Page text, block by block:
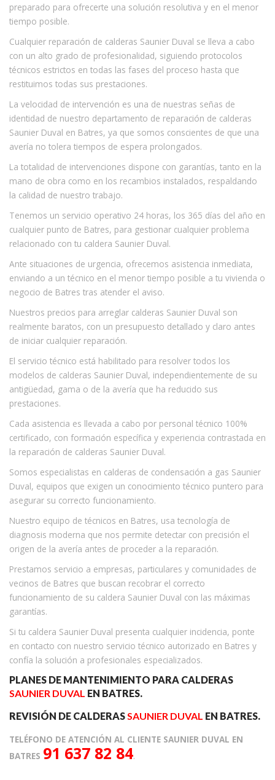
preparado para ofrecerte una solución resolutiva y en el menor
tiempo posible.
Cualquier reparación de calderas Saunier Duval se lleva a cabo
con un alto grado de profesionalidad, siguiendo protocolos
técnicos estrictos en todas las fases del proceso hasta que
restituimos todas sus prestaciones.
La velocidad de intervención es una de nuestras señas de
identidad de nuestro departamento de reparación de calderas
Saunier Duval en Batres, ya que somos conscientes de que una
avería no tolera tiempos de espera prolongados.
La totalidad de intervenciones dispone con garantías, tanto en la
mano de obra como en los recambios instalados, respaldando
la calidad de nuestro trabajo.
Tenemos un servicio operativo 24 horas, los 365 días del año en
cualquier punto de Batres, para gestionar cualquier problema
relacionado con tu caldera Saunier Duval.
Ante situaciones de urgencia, ofrecemos asistencia inmediata,
enviando a un técnico en el menor tiempo posible a tu vivienda o
negocio de Batres tras atender el aviso.
Nuestros precios para arreglar calderas Saunier Duval son
realmente baratos, con un presupuesto detallado y claro antes
de iniciar cualquier reparación.
El servicio técnico está habilitado para resolver todos los
modelos de calderas Saunier Duval, independientemente de su
antigüedad, gama o de la avería que ha reducido sus
prestaciones.
Cada asistencia es llevada a cabo por personal técnico 100%
certificado, con formación específica y experiencia contrastada en
la reparación de calderas Saunier Duval.
Somos especialistas en calderas de condensación a gas Saunier
Duval, equipos que exigen un conocimiento técnico puntero para
asegurar su correcto funcionamiento.
Nuestro equipo de técnicos en Batres, usa tecnología de
diagnosis moderna que nos permite detectar con precisión el
origen de la avería antes de proceder a la reparación.
Prestamos servicio a empresas, particulares y comunidades de
vecinos de Batres que buscan recobrar el correcto
funcionamiento de su caldera Saunier Duval con las máximas
garantías.
Si tu caldera Saunier Duval presenta cualquier incidencia, ponte
en contacto con nuestro servicio técnico autorizado en Batres y
confía la solución a profesionales especializados.
PLANES DE MANTENIMIENTO PARA CALDERAS
SAUNIER DUVAL EN BATRES.
REVISIÓN DE CALDERASSAUNIER DUVAL EN BATRES.
TELÉFONO DE ATENCIÓN AL CLIENTE SAUNIER DUVAL EN
BATRES 91 637 82 84.